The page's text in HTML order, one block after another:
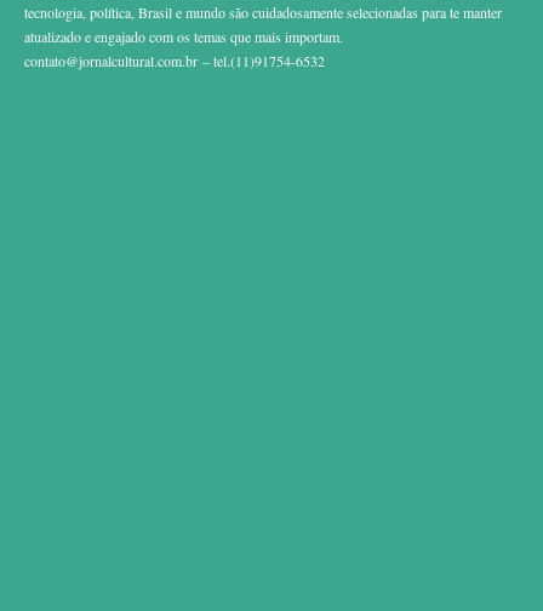
tecnologia, política, Brasil e mundo são cuidadosamente selecionadas para te manter
atualizado e engajado com os temas que mais importam.
contato@jornalcultural.com.br – tel.(11)91754-6532